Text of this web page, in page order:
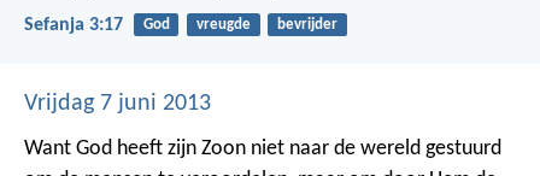
Sefanja 3:17 God vreugde bevrijder
Vrijdag 7 juni 2013
Want God heeft zijn Zoon niet naar de wereld gestuurd